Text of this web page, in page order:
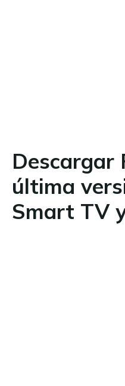
Descargar
última
Smart TV